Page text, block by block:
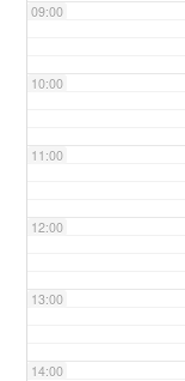
09:00
10:00
11:00
12:00
13:00
14:00